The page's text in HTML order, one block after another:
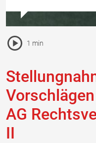
Vorlesen Icon
Pause Icon
1 min
AG
II